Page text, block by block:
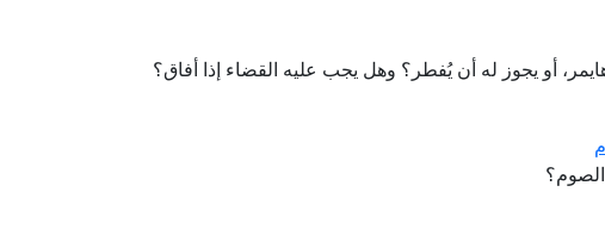
أو يجوز له أن يُفطر؟ وهل يجب عليه القضاء إذا أفاق؟
الصوم؟